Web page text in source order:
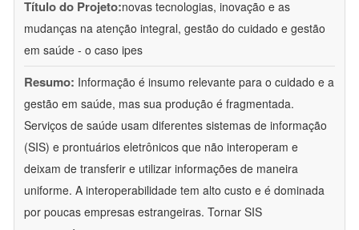
Título do Projeto:novas tecnologias, inovação e as
mudanças na atenção integral, gestão do cuidado e gestão
em saúde - o caso ipes
Resumo: Informação é insumo relevante para o cuidado e a
gestão em saúde, mas sua produção é fragmentada.
Serviços de saúde usam diferentes sistemas de informação
(SIS) e prontuários eletrônicos que não interoperam e
deixam de transferir e utilizar informações de maneira
uniforme. A interoperabilidade tem alto custo e é dominada
por poucas empresas estrangeiras. Tornar SIS